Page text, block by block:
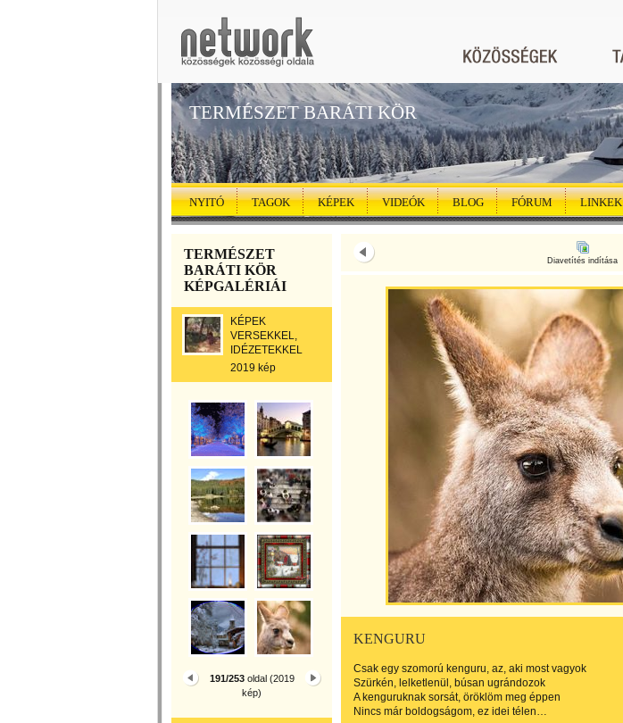
TERMÉSZET BARÁTI KÖR
NYITÓ TAGOK KÉPEK VIDEÓK BLOG FÓRUM LINKEK
TERMÉSZET
BARÁTI KÖR
KÉPGALÉRIÁI
KÉPEK
VERSEKKEL,
IDÉZETEKKEL
2019 kép
191/253oldal (2019
kép)
Diavetítés indítása
KENGURU
Csak egy szomorú kenguru, az, aki most vagyok
Szürkén, lelketlenül, búsan ugrándozok
A kenguruknak sorsát, öröklöm meg éppen
Nincs már boldogságom, ez idei télen…